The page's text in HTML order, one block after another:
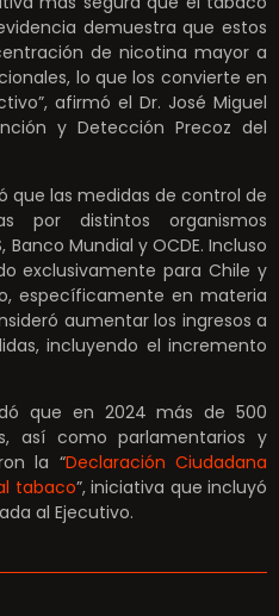
demuestra que estos
de nicotina mayor a
lo que los convierte en
afirmó el Dr. José Miguel
y Detección Precoz del
que las medidas de control de
por distintos organismos
Mundial y OCDE. Incluso
exclusivamente para Chile y
específicamente en materia
aumentar los ingresos a
incluyendo el incremento
que en 2024 más de 500
así como parlamentarios y
la “Declaración Ciudadana
tabaco”, iniciativa que incluyó
al Ejecutivo.